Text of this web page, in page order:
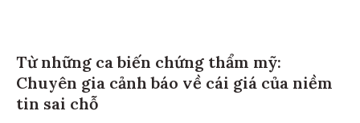
Từ những ca biến chứng thẩm mỹ:
Chuyên gia cảnh báo về cái giá của niềm
tin sai chỗ